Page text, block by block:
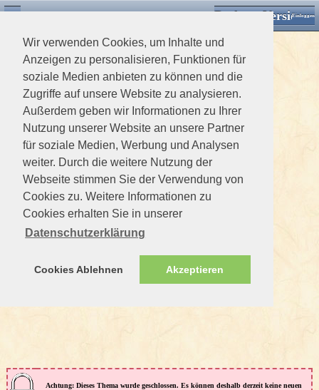
Wir verwenden Cookies, um Inhalte und
Anzeigen zu personalisieren, Funktionen für
soziale Medien anbieten zu können und die
Zugriffe auf unsere Website zu analysieren.
Außerdem geben wir Informationen zu Ihrer
Nutzung unserer Website an unsere Partner
für soziale Medien, Werbung und Analysen
weiter. Durch die weitere Nutzung der
Webseite stimmen Sie der Verwendung von
Cookies zu. Weitere Informationen zu
Cookies erhalten Sie in unserer
Datenschutzerklärung
Cookies Ablehnen Akzeptieren
Desktop VersionEinloggen
Achtung: Dieses Thema wurde geschlossen. Es können deshalb derzeit keine neuen